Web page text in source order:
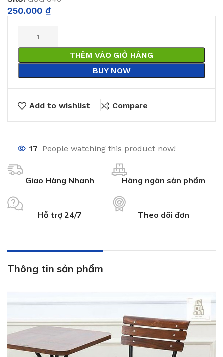
250.000 ₫
THÊM VÀO GIỎ HÀNG
BUY NOW
Add to wishlist Compare
17 People watching this product now!
Giao Hàng Nhanh Hàng ngàn sản phẩm
Hỗ trợ 24/7 Theo dõi đơn
Thông tin sản phẩm